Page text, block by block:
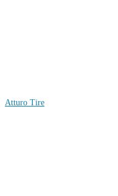
Atturo Tire